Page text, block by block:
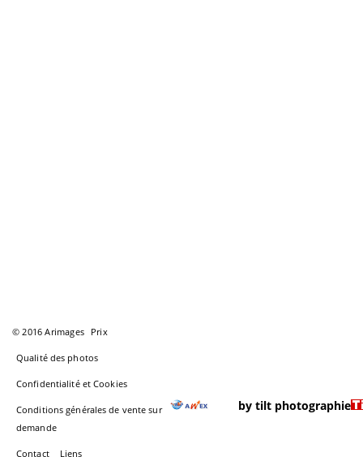
© 2016 Arimages Prix
Qualité des photos
Confidentialité et Cookies
Conditions générales de vente sur
demande
Contact Liens
by tilt photographie